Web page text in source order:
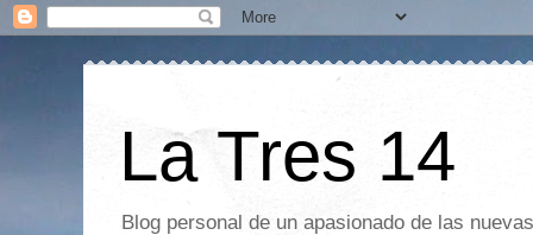
La Tres 14
Blog personal de un apasionado de las